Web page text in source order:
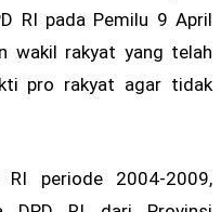
RI pada Pemilu 9 April
wakil rakyat yang telah
pro rakyat agar tidak
RI periode 2004-2009,